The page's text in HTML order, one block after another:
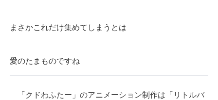
まさかこれだけ集めてしまうとは
愛のたまものですね
「クドわふたー」のアニメーション制作は「リトルバ